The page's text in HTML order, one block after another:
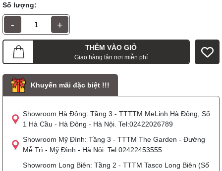
Số lượng:
- +
THÊM VÀO GIỎ
Giao hàng tận nơi miễn phí
Khuyến mãi đặc biệt !!!
Showroom Hà Đông: Tầng 3 - TTTTM MeLinh Hà Đông, Số
1 Hà Cầu - Hà Đông - Hà Nội. Tel:02422026789
Showroom Mỹ Đình: Tầng 3 - TTTM The Garden - Đường
Mễ Trì - Mỹ Đình - Hà Nội. Tel:02422453555
Showroom Long Biên: Tầng 2 - TTTM Tasco Long Biên (Số